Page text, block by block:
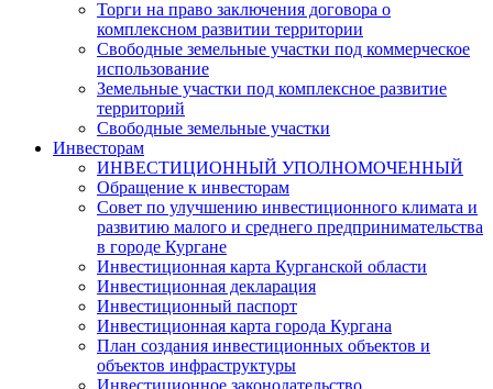
Торги на право заключения договора о
комплексном развитии территории
Свободные земельные участки под коммерческое
использование
Земельные участки под комплексное развитие
территорий
Свободные земельные участки
Инвесторам
ИНВЕСТИЦИОННЫЙ УПОЛНОМОЧЕННЫЙ
Обращение к инвесторам
Совет по улучшению инвестиционного климата и
развитию малого и среднего предпринимательства
в городе Кургане
Инвестиционная карта Курганской области
Инвестиционная декларация
Инвестиционный паспорт
Инвестиционная карта города Кургана
План создания инвестиционных объектов и
объектов инфраструктуры
Инвестиционное законодательство